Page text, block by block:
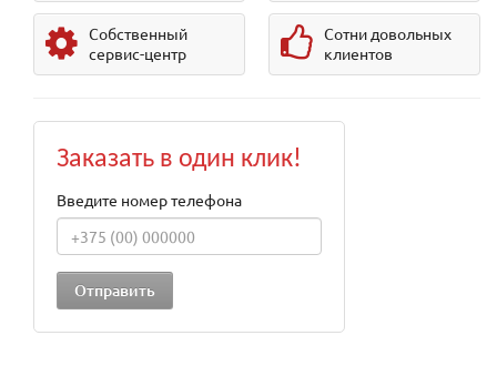
Собственный
сервис-центр
Сотни довольных
клиентов
Заказать в один клик!
Введите номер телефона